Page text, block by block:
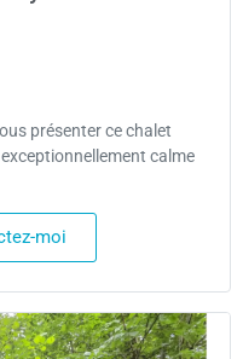
présenter ce chalet
calme
moi